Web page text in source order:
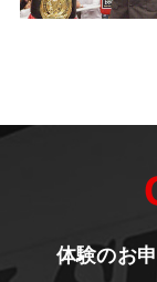
体験のお